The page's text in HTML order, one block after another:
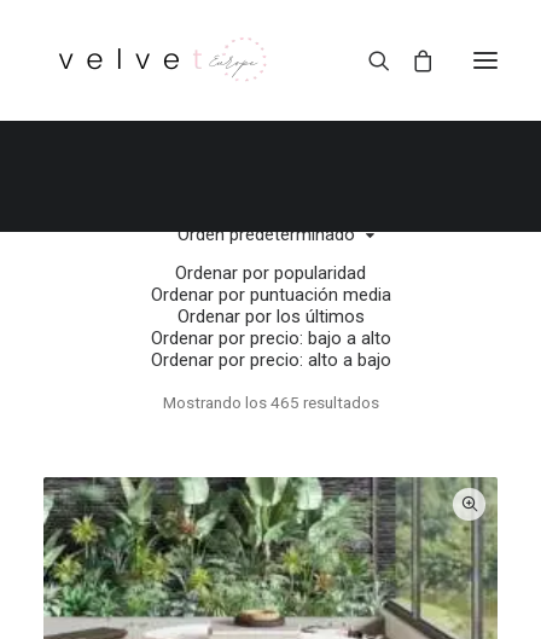
Orden predeterminado
Ordenar por popularidad
Ordenar por puntuación media
Ordenar por los últimos
Ordenar por precio: bajo a alto
Ordenar por precio: alto a bajo
Mostrando los 465 resultados